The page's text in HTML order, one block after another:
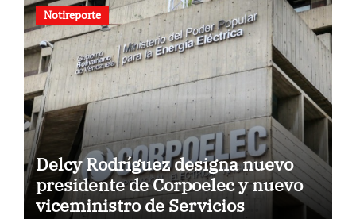
Notireporte
Delcy Rodríguez designa nuevo
presidente de Corpoelec y nuevo
viceministro de Servicios